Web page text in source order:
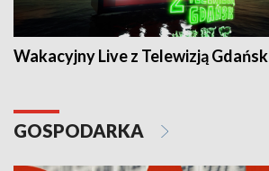
Wakacyjny Live z Telewizją Gdańsk
GOSPODARKA